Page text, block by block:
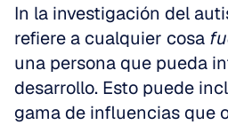
In la investigación del
refiere a cualquier cosa
una persona que pueda
desarrollo. Esto puede
gama de influencias que